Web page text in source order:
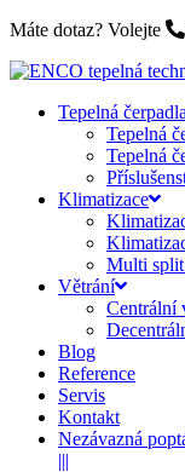
Máte dotaz? Volejte
Tepelná čerpadla
Tepelná
Tepelná
Klimatizace
Multi
Větrání
Centrální
Blog
Reference
Servis
Kontakt
Nezávazná
|||